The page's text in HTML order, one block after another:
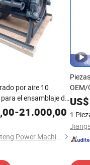
por aire 10
el ensamblaje del
-21.000,00
Shijiazhuang Huateng Power Machine Co., Ltd.
OEM/
China
US$
1